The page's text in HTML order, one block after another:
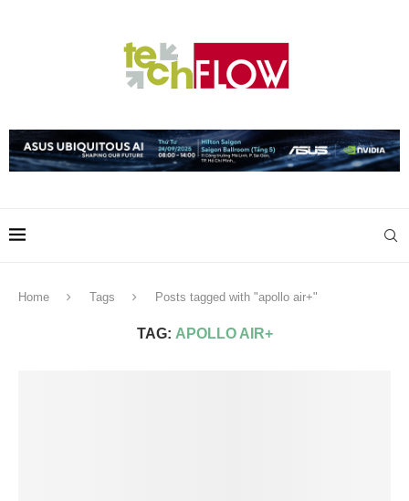
Home Tags Posts tagged with "apollo air+"
TAG: APOLLO AIR+